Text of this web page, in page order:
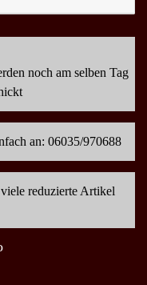
noch am selben Tag
an: 06035/970688
reduzierte Artikel